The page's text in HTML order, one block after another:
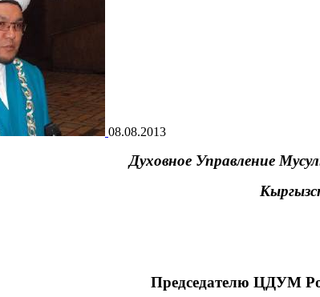
08.08.2013
Духовное Управление
Председателю ЦДУМ